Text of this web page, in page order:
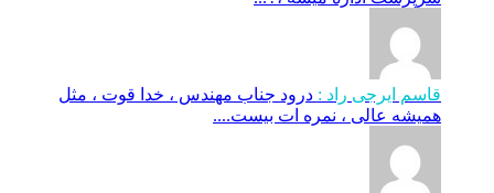
قاسم ایرجی راد : درود جناب مهندس ، خدا قوت ، مثل
همیشه عالی ، نمره ات بیست....